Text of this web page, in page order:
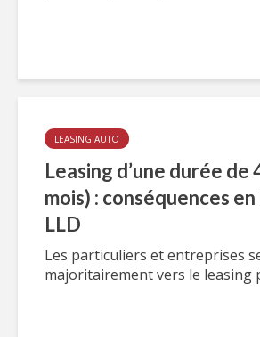
LEASING AUTO
Leasing d’une durée de
mois) : conséquences en
LLD
Les particuliers et entreprises
majoritairement vers le leasing